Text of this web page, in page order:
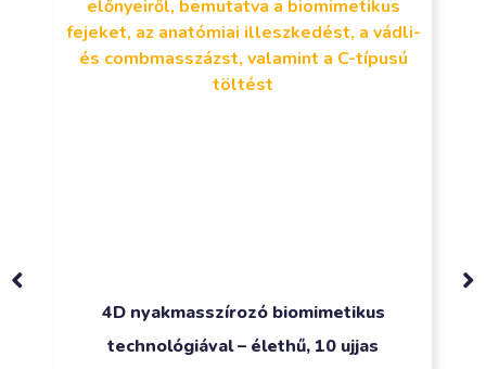
4D nyakmasszírozó biomimetikus
technológiával – élethű, 10 ujjas